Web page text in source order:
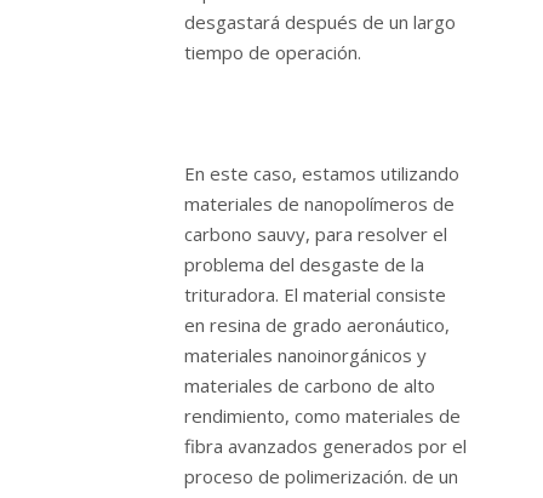
desgastará después de un largo
tiempo de operación.
En este caso, estamos utilizando
materiales de nanopolímeros de
carbono sauvy, para resolver el
problema del desgaste de la
trituradora. El material consiste
en resina de grado aeronáutico,
materiales nanoinorgánicos y
materiales de carbono de alto
rendimiento, como materiales de
fibra avanzados generados por el
proceso de polimerización. de un